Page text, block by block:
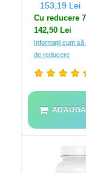
153,19 Lei
Cu reducere
142,50 Lei
Informații cum să
de reducere